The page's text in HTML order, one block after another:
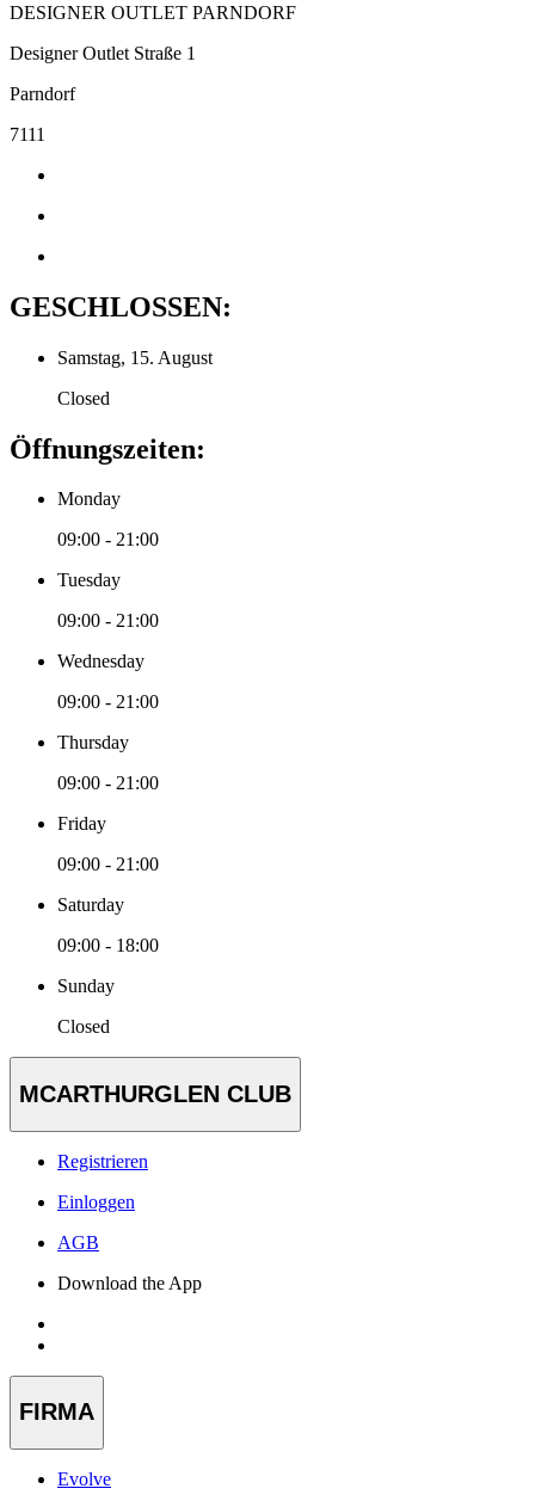
DESIGNER OUTLET PARNDORF
Designer Outlet Straße 1
Parndorf
7111
GESCHLOSSEN:
Samstag, 15. August
Closed
Öffnungszeiten:
Monday
09:00 - 21:00
Tuesday
09:00 - 21:00
Wednesday
09:00 - 21:00
Thursday
09:00 - 21:00
Friday
09:00 - 21:00
Saturday
09:00 - 18:00
Sunday
Closed
MCARTHURGLEN CLUB
Registrieren
Einloggen
AGB
Download the App
FIRMA
Evolve